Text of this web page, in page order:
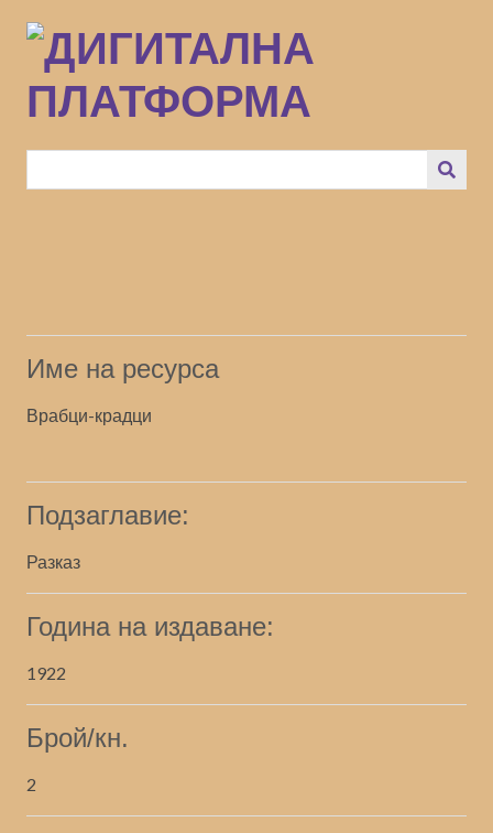
към
основното
съдържание
Име на ресурса
Врабци-крадци
Подзаглавие:
Разказ
Година на издаване:
1922
Брой/кн.
2